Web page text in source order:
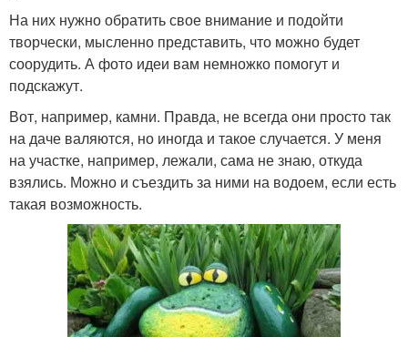
На них нужно обратить свое внимание и подойти
творчески, мысленно представить, что можно будет
соорудить. А фото идеи вам немножко помогут и
подскажут.
Вот, например, камни. Правда, не всегда они просто так
на даче валяются, но иногда и такое случается. У меня
на участке, например, лежали, сама не знаю, откуда
взялись. Можно и съездить за ними на водоем, если есть
такая возможность.